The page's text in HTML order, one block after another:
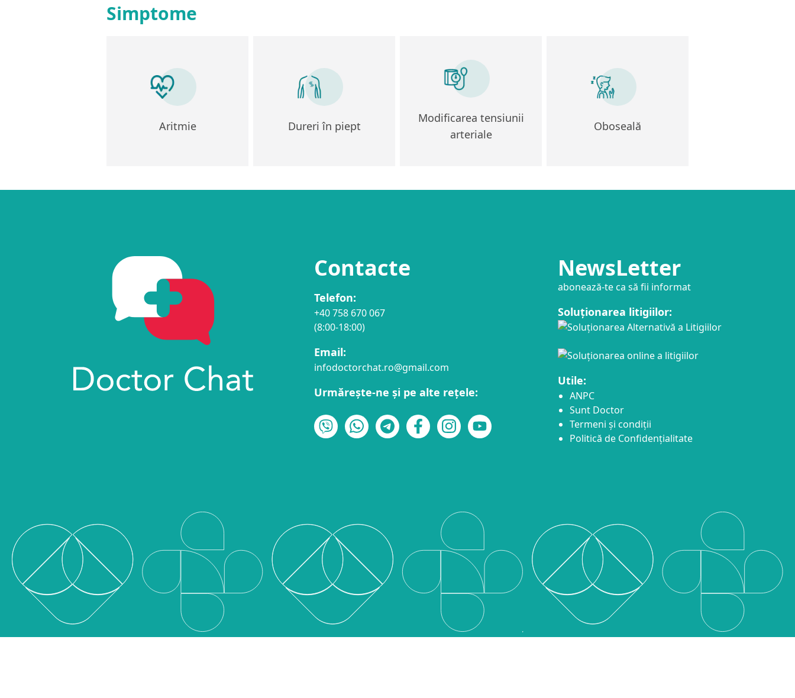
Simptome
Aritmie Dureri în piept
Modificarea tensiunii
arteriale
Oboseală
Contacte
Telefon:
+40 758 670 067
(8:00-18:00)
Email:
infodoctorchat.ro@gmail.com
Urmărește-ne și pe alte rețele:
NewsLetter
abonează-te ca să fii informat
Soluționarea litigiilor:
Utile:
ANPC
Sunt Doctor
Termeni și condiții
Politică de Confidențialitate